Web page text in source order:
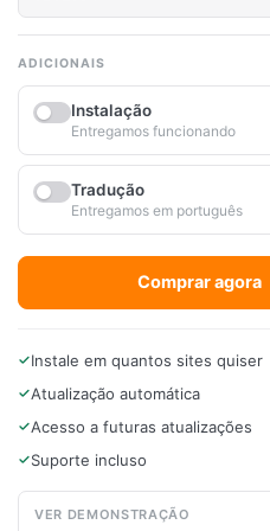
ADICIONAIS
Instalação
Entregamos funcionando
Tradução
Entregamos em português
Comprar agora
Instale em quantos sites quiser
Atualização automática
Acesso a futuras atualizações
Suporte incluso
VER DEMONSTRAÇÃO